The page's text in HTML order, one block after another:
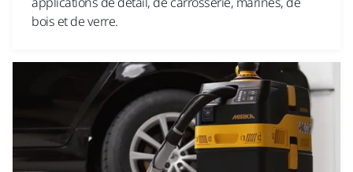
bois et de verre.